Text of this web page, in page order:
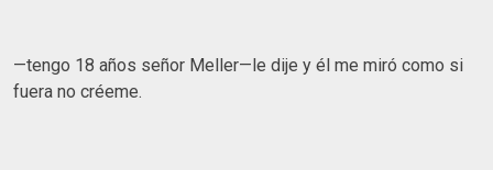
—tengo 18 años señor Meller—le dije y él me miró como si
fuera no créeme.